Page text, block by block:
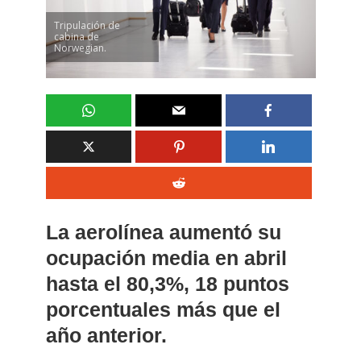
Tripulación de
cabina de
Norwegian.
La aerolínea aumentó su
ocupación media en abril
hasta el 80,3%, 18 puntos
porcentuales más que el
año anterior.